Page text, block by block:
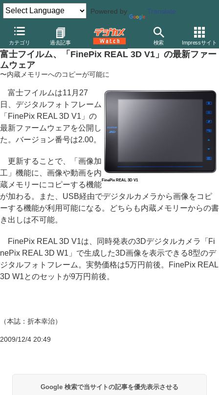
Powered by Translate
カテゴリ 過去記事 検索 Impressサイト
デジカメ Watch その他
富士フイルム、「FinePix REAL 3D V1」の最新ファー
ムウェア
〜内蔵メモリーへのコピーが可能に
FinePix REAL 3D V1
富士フイルムは11月27
日、デジタルフォトフレーム
「FinePix REAL 3D V1」の
最新ファームウェアを公開し
た。バージョン番号は2.00。
更新することで、「画像加
工」機能に、画像や動画を内
蔵メモリーにコピーする機能
が加わる。また、USB経由でデジタルカメラから画像をコピ
ーする機能が利用可能になる。どちらも内蔵メモリーからの書
き出しは不可能。
FinePix REAL 3D V1は、同時発表の3Dデジタルカメラ「Fi
nePix REAL 3D W1」で生成した3D画像を表示できる8型のデ
ジタルフォトフレーム。実勢価格は5万円前後。FinePix REAL
3D W1とのセットが9万円前後。
（本誌：折本幸治）
2009/12/4 20:49
Google 検索で当サイトの記事を優先表示させる